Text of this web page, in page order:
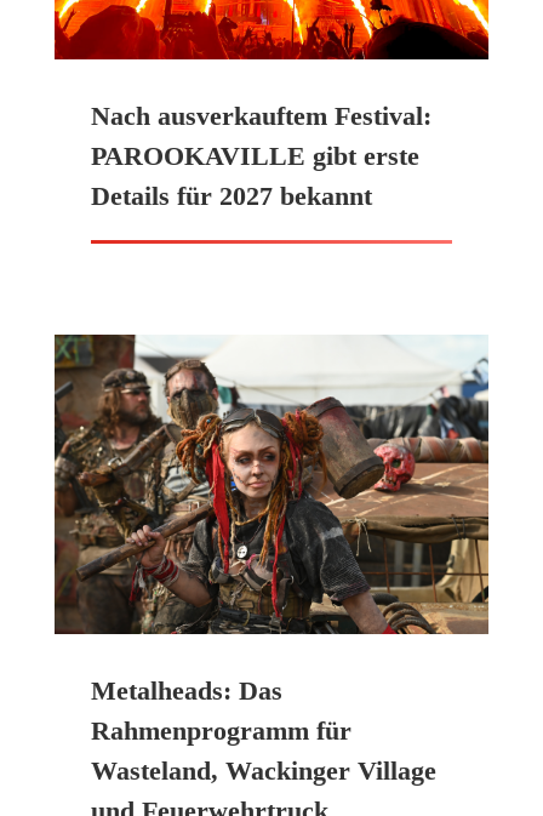
Nach ausverkauftem Festival:
PAROOKAVILLE gibt erste
Details für 2027 bekannt
Metalheads: Das
Rahmenprogramm für
Wasteland, Wackinger Village